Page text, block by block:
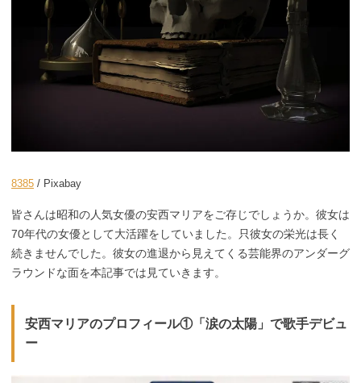
8385 / Pixabay
皆さんは昭和の人気女優の安西マリアをご存じでしょうか。彼女は
70年代の女優として大活躍をしていました。只彼女の栄光は長く
続きませんでした。彼女の進退から見えてくる芸能界のアンダーグ
ラウンドな面を本記事では見ていきます。
安西マリアのプロフィール①「涙の太陽」で歌手デビュ
ー